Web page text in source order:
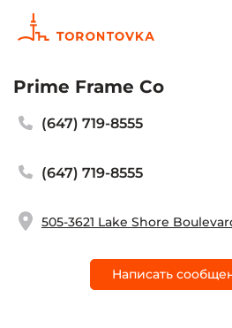
Prime Frame Co
(647) 719-8555
(647) 719-8555
505-3621 Lake Shore
Написать